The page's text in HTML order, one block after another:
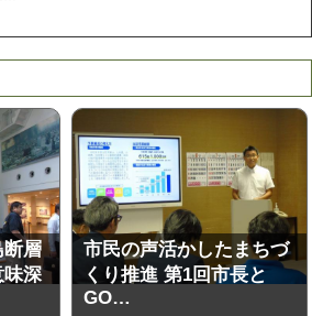
断層
味深
市民の声活かしたまちづ
くり推進 第1回市長と
GO…